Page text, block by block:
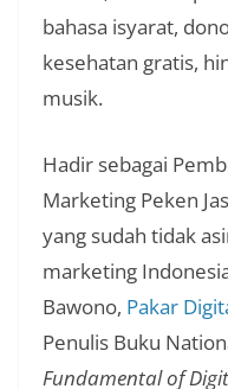
bahasa isyarat,
kesehatan gratis,
musik.
Hadir sebagai
Marketing Peken
yang sudah tidak
marketing
Bawono, Pakar
Penulis Buku
Fundamental of